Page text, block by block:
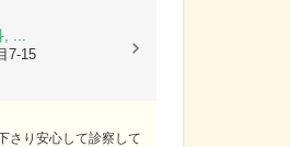
, ...
7-15
さり安心して診察して